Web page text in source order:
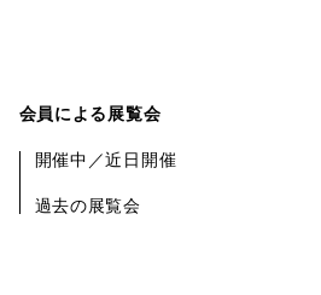
会員による展覧会
開催中／近日開催
過去の展覧会